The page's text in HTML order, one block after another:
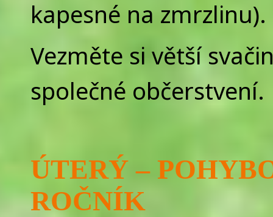
kapesné na zmrzlinu).
Vezměte si větší
společné občerstvení.
ÚTERÝ –
ROČNÍK